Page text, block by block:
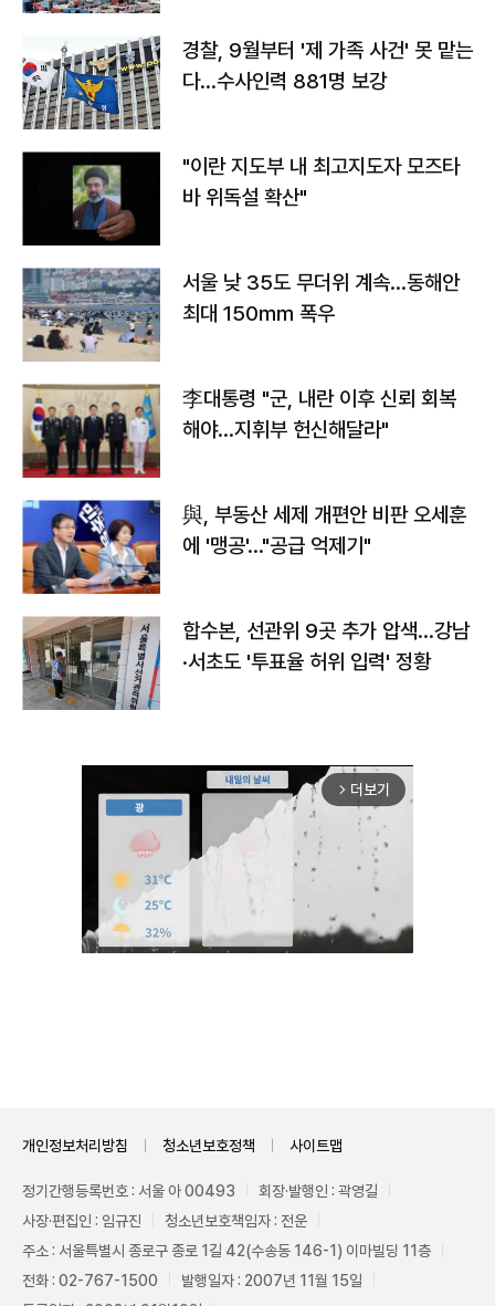
경찰, 9월부터 '제 가족 사건' 못 맡는
다…수사인력 881명 보강
"이란 지도부 내 최고지도자 모즈타
바 위독설 확산"
서울 낮 35도 무더위 계속…동해안
최대 150㎜ 폭우
李대통령 "군, 내란 이후 신뢰 회복
해야…지휘부 헌신해달라"
與, 부동산 세제 개편안 비판 오세훈
에 '맹공'…"공급 억제기"
합수본, 선관위 9곳 추가 압색…강남
·서초도 '투표율 허위 입력' 정황
arrow_forward_ios 더보기
개인정보처리방침 청소년보호정책 사이트맵
정기간행등록번호 : 서울 아 00493
회장·발행인 : 곽영길
사장·편집인 : 임규진
청소년보호책임자 : 전운
주소 : 서울특별시 종로구 종로 1길 42(수송동 146-1) 이마빌딩 11층
전화 : 02-767-1500
발행일자 : 2007년 11월 15일